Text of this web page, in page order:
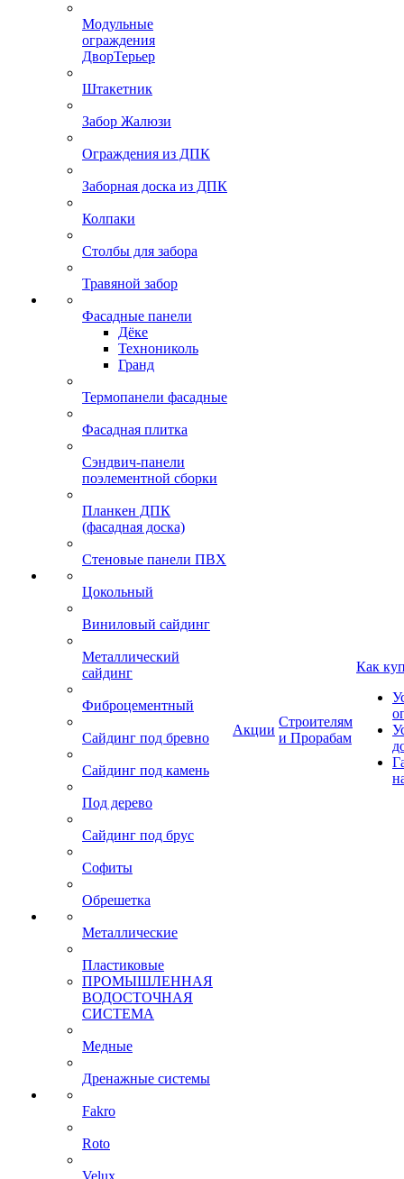
Модульные
ограждения
ДворТерьер
Штакетник
Забор Жалюзи
Ограждения из ДПК
Заборная доска из ДПК
Колпаки
Столбы для забора
Травяной забор
Фасадные панели
Дёке
Технониколь
Гранд
Термопанели фасадные
Фасадная плитка
Сэндвич-панели
поэлементной сборки
Планкен ДПК
(фасадная доска)
Стеновые панели ПВХ
Цокольный
Виниловый сайдинг
Металлический
сайдинг
Фиброцементный
Сайдинг под бревно
Сайдинг под камень
Под дерево
Сайдинг под брус
Софиты
Обрешетка
Металлические
Пластиковые
ПРОМЫШЛЕННАЯ
ВОДОСТОЧНАЯ
СИСТЕМА
Медные
Дренажные системы
Fakro
Roto
Velux
Акции
Строителям
и Прорабам
Как